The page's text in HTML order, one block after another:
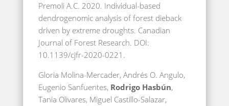
Premoli A.C. 2020. Individual-based
dendrogenomic analysis of forest dieback
driven by extreme droughts. Canadian
Journal of Forest Research. DOI:
10.1139/cjfr-2020-0221.
Gloria Molina-Mercader, Andrés O. Angulo,
Eugenio Sanfuentes, Rodrigo Hasbún,
Tania Olivares, Miguel Castillo-Salazar,